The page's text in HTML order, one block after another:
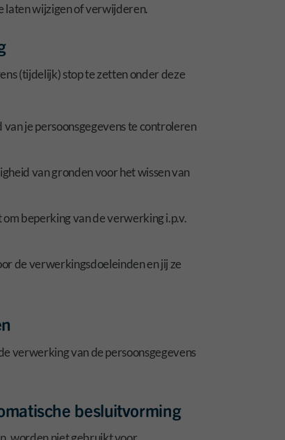
laten wijzigen of verwijderen.
(tijdelijk) stop te zetten onder deze
je persoonsgegevens te controleren
van gronden voor het wissen van
beperking van de verwerking i.p.v.
de verwerkingsdoeleinden en jij ze
verwerking van de persoonsgegevens
besluitvorming